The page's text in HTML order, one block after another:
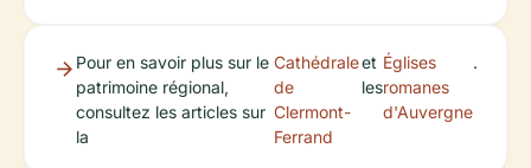
Pour en savoir plus sur le
patrimoine régional,
consultez les articles sur
la
Cathédrale
de
Clermont-
Ferrand
et
les
Églises
romanes
d'Auvergne
.